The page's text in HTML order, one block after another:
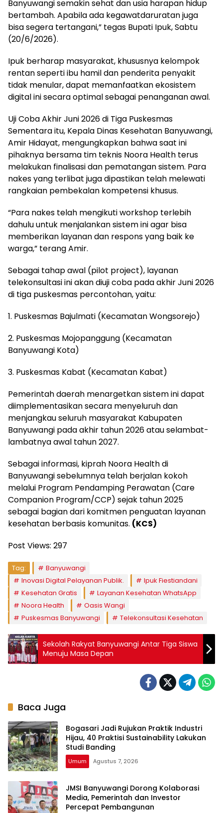
Banyuwangi semakin sehat dan usia harapan hidup
bertambah. Apabila ada kegawatdaruratan juga
bisa segera tertangani,” tegas Bupati Ipuk, Sabtu
(20/6/2026).
Ipuk berharap masyarakat, khususnya kelompok
rentan seperti ibu hamil dan penderita penyakit
tidak menular, dapat memanfaatkan ekosistem
digital ini secara optimal sebagai penanganan awal.
Uji Coba Akhir Juni 2026 di Tiga Puskesmas
Sementara itu, Kepala Dinas Kesehatan Banyuwangi,
Amir Hidayat, mengungkapkan bahwa saat ini
pihaknya bersama tim teknis Noora Health terus
melakukan finalisasi dan pematangan sistem. Para
nakes yang terlibat juga dipastikan telah melewati
rangkaian pembekalan kompetensi khusus.
“Para nakes telah mengikuti workshop terlebih
dahulu untuk menjalankan sistem ini agar bisa
memberikan layanan dan respons yang baik ke
warga,” terang Amir.
Sebagai tahap awal (pilot project), layanan
telekonsultasi ini akan diuji coba pada akhir Juni 2026
di tiga puskesmas percontohan, yaitu:
1. Puskesmas Bajulmati (Kecamatan Wongsorejo)
2. Puskesmas Mojopanggung (Kecamatan
Banyuwangi Kota)
3. Puskesmas Kabat (Kecamatan Kabat)
Pemerintah daerah menargetkan sistem ini dapat
diimplementasikan secara menyeluruh dan
menjangkau seluruh masyarakat Kabupaten
Banyuwangi pada akhir tahun 2026 atau selambat-
lambatnya awal tahun 2027.
Sebagai informasi, kiprah Noora Health di
Banyuwangi sebelumnya telah berjalan kokoh
melalui Program Pendamping Perawatan (Care
Companion Program/CCP) sejak tahun 2025
sebagai bagian dari komitmen penguatan layanan
kesehatan berbasis komunitas. (KCS)
Post Views: 297
Tag:
Banyuwangi
Inovasi Digital Pelayanan Publik.
Ipuk Fiestiandani
Kesehatan Gratis
Layanan Kesehatan WhatsApp
Noora Health
Oasis Wangi
Puskesmas Banyuwangi
Telekonsultasi Kesehatan
Sekolah Rakyat Banyuwangi Antar Tiga Siswa
Menuju Masa Depan
Baca Juga
Bogasari Jadi Rujukan Praktik Industri
Hijau, 40 Praktisi Sustainability Lakukan
Studi Banding
Umum Agustus 7, 2026
JMSI Banyuwangi Dorong Kolaborasi
Media, Pemerintah dan Investor
Percepat Pembangunan